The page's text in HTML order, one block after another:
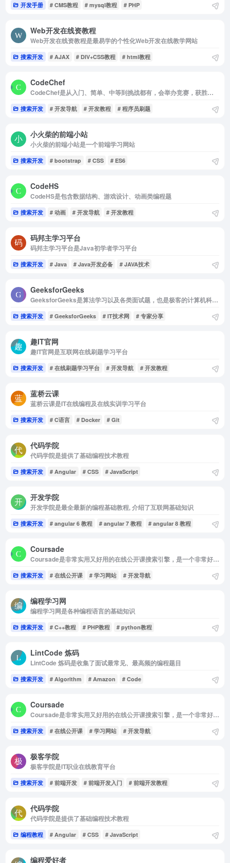
开发手册 # CMS教程 # mysql教程 # PHP
Web开发在线资教程
Web开发在线资教程是最易学的个性化Web开发在线教学网站
搜索开发 # AJAX # DIV+CSS教程 # html教程
CodeChef
CodeChef是从入门、简单、中等到挑战都有，会举办竞赛，获胜者可是有奖金的哦!
搜索开发 # 开发导航 # 开发教程 # 程序员刷题
小火柴的前端小站
小火柴的前端小站是一个前端学习网站
搜索开发 # bootstrap # CSS # ES6
CodeHS
CodeHS是包含数据结构、游戏设计、动画类编程题
搜索开发 # 动画 # 开发导航 # 开发教程
码邦主学习平台
码邦主学习平台是Java初学者学习平台
搜索开发 # Java # Java开发必备 # JAVA技术
GeeksforGeeks
GeeksforGeeks是算法学习以及各类面试题，也是极客的计算机科学门户
搜索开发 # GeeksforGeeks # IT技术网 # 专家分享
趣IT官网
趣IT官网是互联网在线刷题学习平台
搜索开发 # 在线刷题学习平台 # 开发导航 # 开发教程
蓝桥云课
蓝桥云课是IT在线编程及在线实训学习平台
搜索开发 # C语言 # Docker # Git
代码学院
代码学院是提供了基础编程技术教程
搜索开发 # Angular # CSS # JavaScript
开发学院
开发学院是最全最新的编程基础教程, 介绍了互联网基础知识
搜索开发 # angular 6 教程 # angular 7 教程 # angular 8 教程
Coursade
Coursade是非常实用又好用的在线公开课搜索引擎，是一个非常好用的学习网站
搜索开发 # 在线公开课 # 学习网站 # 开发导航
编程学习网
编程学习网是各种编程语言的基础知识
搜索开发 # C++教程 # PHP教程 # python教程
LintCode 炼码
LintCode 炼码是收集了面试最常见、最高频的编程题目
搜索开发 # Algorithm # Amazon # Code
Coursade
Coursade是非常实用又好用的在线公开课搜索引擎，是一个非常好用的学习网站
搜索开发 # 在线公开课 # 学习网站 # 开发导航
极客学院
极客学院是IT职业在线教育平台
搜索开发 # 前端开发 # 前端开发入门 # 前端开发教程
代码学院
代码学院是提供了基础编程技术教程
编程教程 # Angular # CSS # JavaScript
编程爱好者